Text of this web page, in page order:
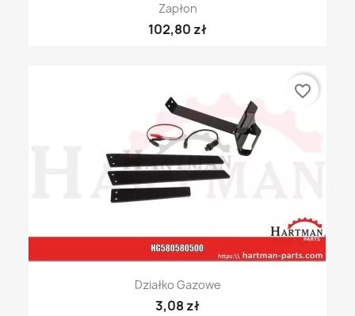
Zapłon
102,80 zł
Działko Gazowe
3,08 zł
favorite_border